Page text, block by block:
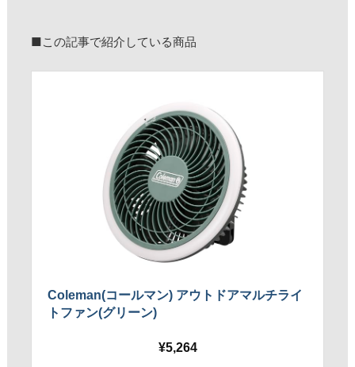
■この記事で紹介している商品
Coleman(コールマン) アウトドアマルチライ
トファン(グリーン)
5,264